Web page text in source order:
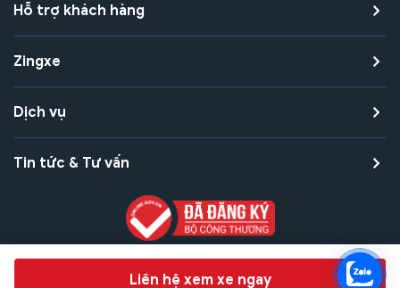
Chat hỗ trợ
Liên hệ xem xe ngay
Hỗ trợ khách hàng
Zingxe
Dịch vụ
Tin tức & Tư vấn
Bảo mật quyền riêng tư Điều khoản sử dụng